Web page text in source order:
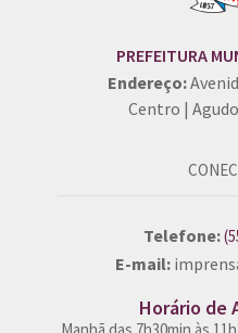
PREFEITURA
Endereço:
Centro |
Telefone:
E-mail:
Horário de